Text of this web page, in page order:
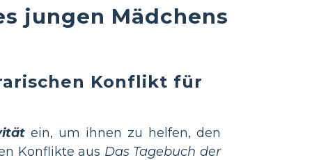
jungen Mädchens
Konflikt für
ein, um ihnen zu helfen, den
Konflikte aus Das Tagebuch der